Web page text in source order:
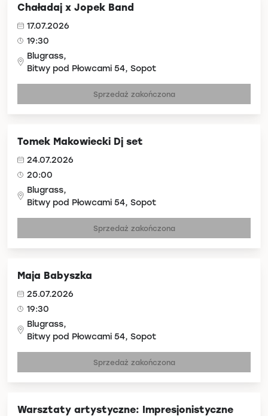
Chaładaj x Jopek Band
17.07.2026
19:30
Blugrass,
Bitwy pod Płowcami 54, Sopot
Sprzedaż zakończona
Tomek Makowiecki Dj set
24.07.2026
20:00
Blugrass,
Bitwy pod Płowcami 54, Sopot
Sprzedaż zakończona
Maja Babyszka
25.07.2026
19:30
Blugrass,
Bitwy pod Płowcami 54, Sopot
Sprzedaż zakończona
Warsztaty artystyczne: Impresjonistyczne